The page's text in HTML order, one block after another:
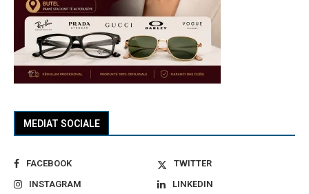
MEDIAT SOCIALE
FACEBOOK
TWITTER
INSTAGRAM
LINKEDIN